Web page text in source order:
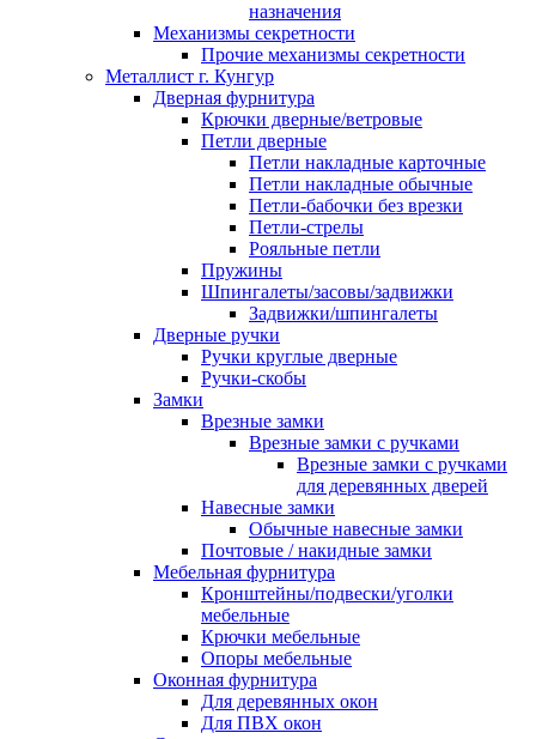
назначения
Механизмы секретности
Прочие механизмы секретности
Металлист г. Кунгур
Дверная фурнитура
Крючки дверные/ветровые
Петли дверные
Петли накладные карточные
Петли накладные обычные
Петли-бабочки без врезки
Петли-стрелы
Рояльные петли
Пружины
Шпингалеты/засовы/задвижки
Задвижки/шпингалеты
Дверные ручки
Ручки круглые дверные
Ручки-скобы
Замки
Врезные замки
Врезные замки с ручками
Врезные замки с ручками
для деревянных дверей
Навесные замки
Обычные навесные замки
Почтовые / накидные замки
Мебельная фурнитура
Кронштейны/подвески/уголки
мебельные
Крючки мебельные
Опоры мебельные
Оконная фурнитура
Для деревянных окон
Для ПВХ окон